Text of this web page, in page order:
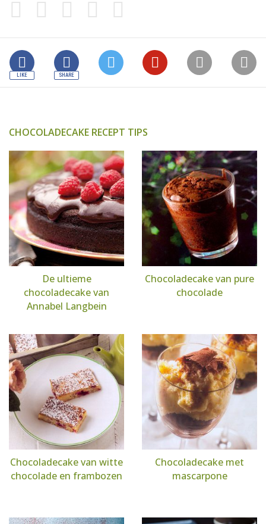
CHOCOLADECAKE RECEPT TIPS
De ultieme
chocoladecake van
Annabel Langbein
Chocoladecake van pure
chocolade
Chocoladecake van witte
chocolade en frambozen
Chocoladecake met
mascarpone